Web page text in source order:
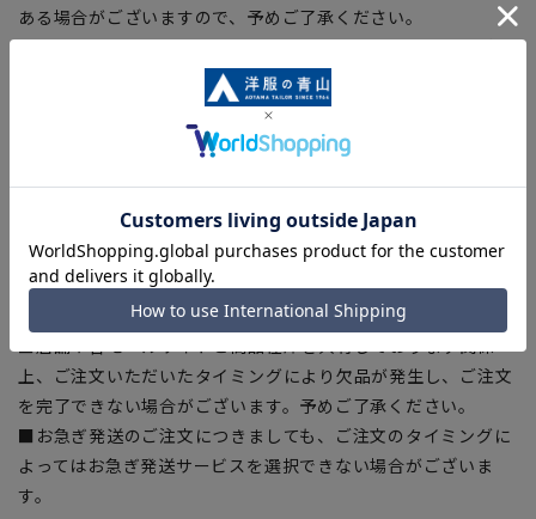
ある場合がございますので、予めご了承ください。
■ゆとり感には個人差があります。サイズ表を確認の上、ご購
入の目安としてご利用ください。
■生地や仕様・デザインにより、着用感や実際のサイズ表に若
干の誤差が生じる場合がございます。予めご了承ください。
■サイズスペックは仕上がりサイズを記載しております。一
部、商品現物におすすめサイズ(ヌードサイズ)を記載している
商品もございます。
■ブラウザやお使いのモニター環境、また撮影時の室内外の光
加減により、実際の商品と掲載画像の色味が異なる場合がござ
上、ご注文いただいたタイミングにより欠品が発生し、ご注文
を完了できない場合がございます。予めご了承ください。
■お急ぎ発送のご注文につきましても、ご注文のタイミングに
よってはお急ぎ発送サービスを選択できない場合がございま
す。